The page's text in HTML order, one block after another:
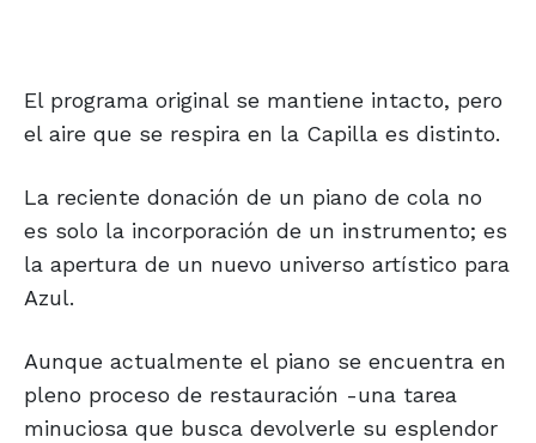
El programa original se mantiene intacto, pero
el aire que se respira en la Capilla es distinto.
La reciente donación de un piano de cola no
es solo la incorporación de un instrumento; es
la apertura de un nuevo universo artístico para
Azul.
Aunque actualmente el piano se encuentra en
pleno proceso de restauración -una tarea
minuciosa que busca devolverle su esplendor